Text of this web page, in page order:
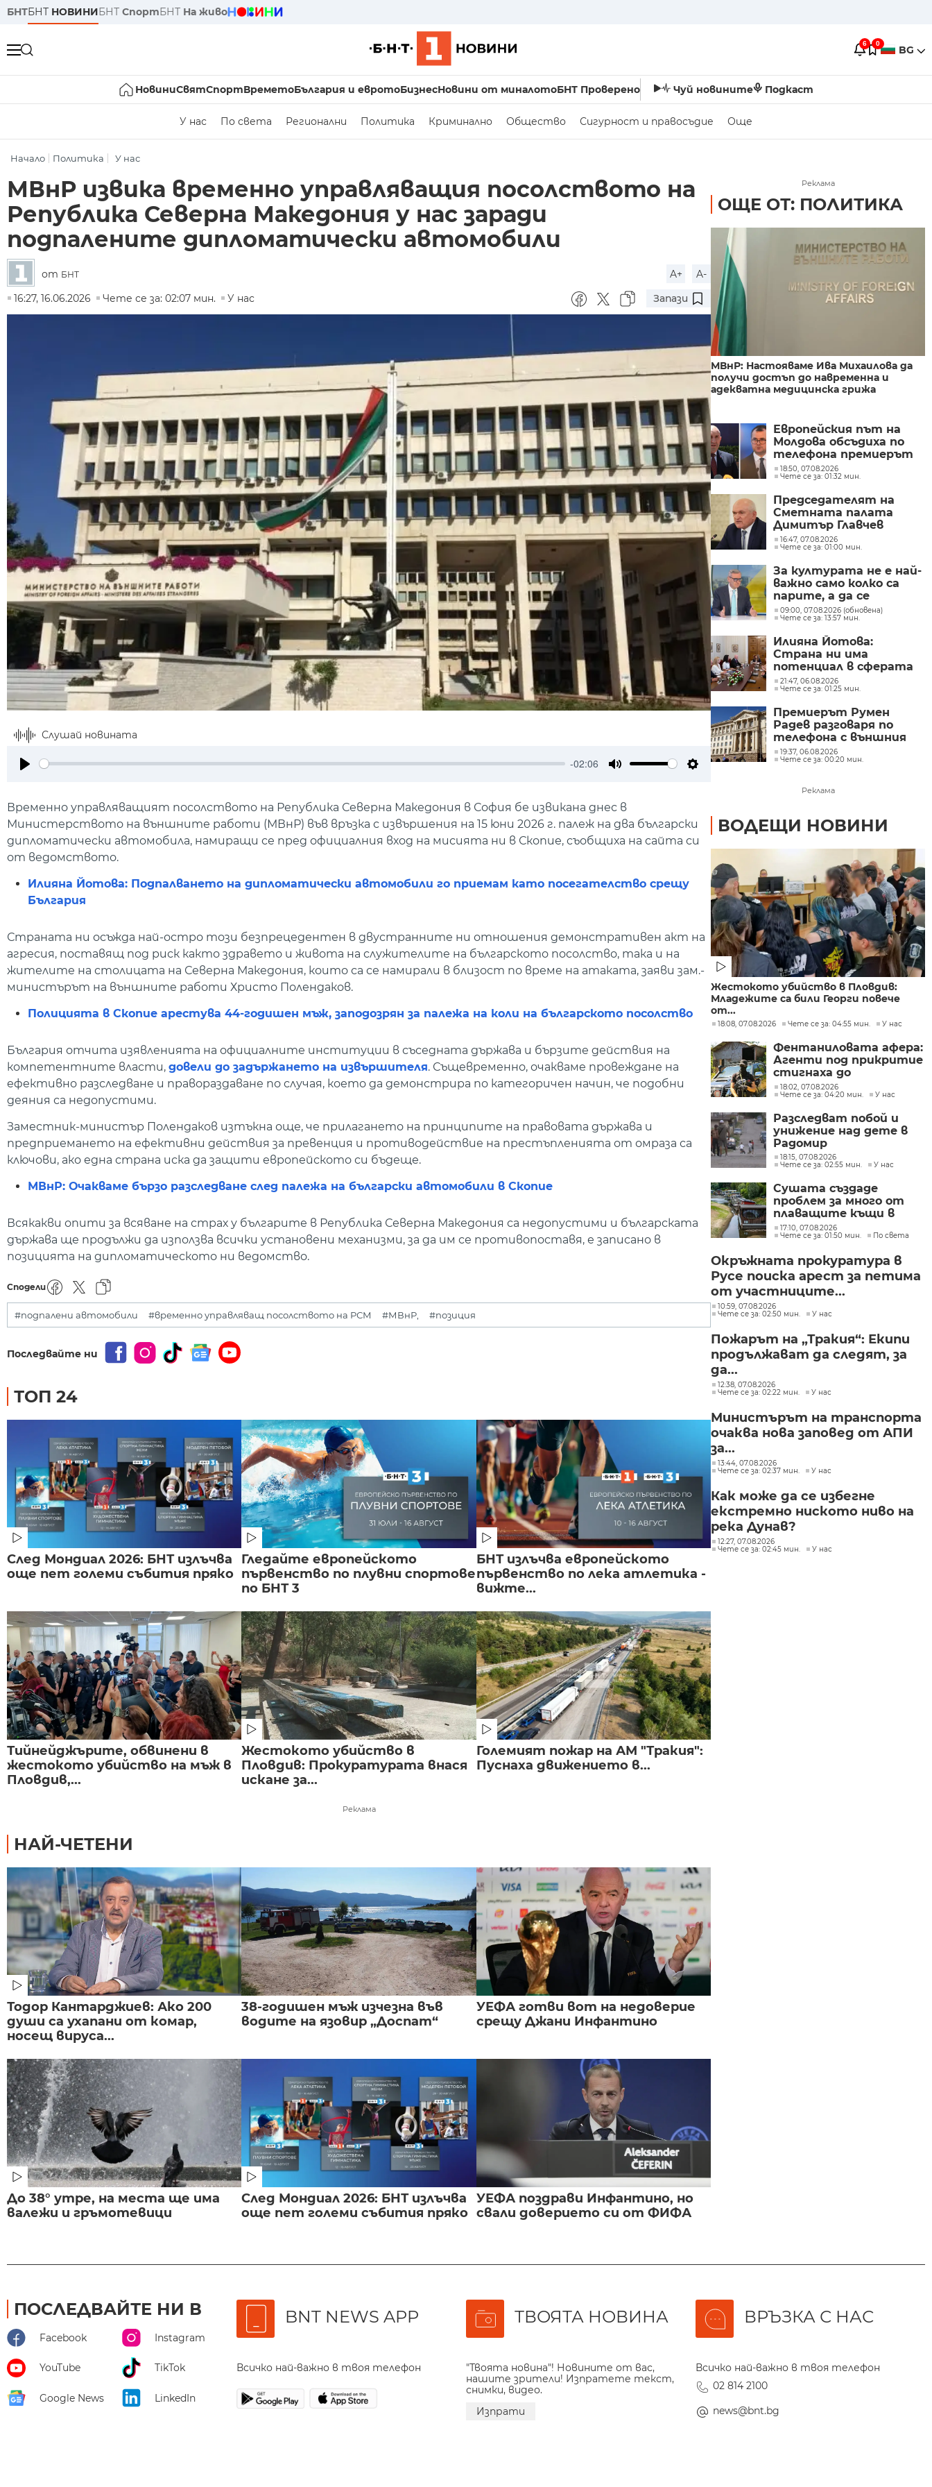
БНТБНТ НОВИНИБНТ СпортБНТ На живо
6 0 BG
НовиниСвятСпортВреметоБългария и евротоБизнесНовини от миналотоБНТ Проверено Чуй новините Подкаст
У нас По света Регионални Политика Криминално Общество Сигурност и правосъдие Още
Начало Политика У нас
МВнР извика временно управляващия посолството на
Република Северна Македония у нас заради
подпалените дипломатически автомобили
от БНТ A+
A-
16:27, 16.06.2026
Чете се за: 02:07 мин. У нас Запази
Слушай новината
-02:06
Временно управляващият посолството на Република Северна Македония в София бе извикана днес в
Министерството на външните работи (МВнР) във връзка с извършения на 15 юни 2026 г. палеж на два български
дипломатически автомобила, намиращи се пред официалния вход на мисията ни в Скопие, съобщиха на сайта си
от ведомството.
Илияна Йотова: Подпалването на дипломатически автомобили го приемам като посегателство срещу
България
Страната ни осъжда най-остро този безпрецедентен в двустранните ни отношения демонстративен акт на
агресия, поставящ под риск както здравето и живота на служителите на българското посолство, така и на
жителите на столицата на Северна Македония, които са се намирали в близост по време на атаката, заяви зам.-
министърът на външните работи Христо Полендаков.
Полицията в Скопие арестува 44-годишен мъж, заподозрян за палежа на коли на българското посолство
България отчита изявленията на официалните институции в съседната държава и бързите действия на
компетентните власти, довели до задържането на извършителя. Същевременно, очакваме провеждане на
ефективно разследване и правораздаване по случая, което да демонстрира по категоричен начин, че подобни
деяния са недопустими.
Заместник-министър Полендаков изтъкна още, че прилагането на принципите на правовата държава и
предприемането на ефективни действия за превенция и противодействие на престъпленията от омраза са
ключови, ако една страна иска да защити европейското си бъдеще.
МВнР: Очакваме бързо разследване след палежа на български автомобили в Скопие
Всякакви опити за всяване на страх у българите в Република Северна Македония са недопустими и българската
държава ще продължи да използва всички установени механизми, за да им се противопоставя, е записано в
позицията на дипломатическото ни ведомство.
Сподели
#подпалени автомобили #временно управляващ посолството на РСМ #МВнР, #позиция
Последвайте ни
ТОП 24
След Мондиал 2026: БНТ излъчва
още пет големи събития пряко
Гледайте европейското
първенство по плувни спортове
по БНТ 3
БНТ излъчва европейското
първенство по лека атлетика -
вижте...
Тийнейджърите, обвинени в
жестокото убийство на мъж в
Пловдив,...
Жестокото убийство в
Пловдив: Прокуратурата внася
искане за...
Големият пожар на АМ "Тракия":
Пуснаха движението в...
Реклама
НАЙ-ЧЕТЕНИ
Тодор Кантарджиев: Ако 200
души са ухапани от комар,
носещ вируса...
38-годишен мъж изчезна във
водите на язовир „Доспат“
УЕФА готви вот на недоверие
срещу Джани Инфантино
До 38° утре, на места ще има
валежи и гръмотевици
След Мондиал 2026: БНТ излъчва
още пет големи събития пряко
УЕФА поздрави Инфантино, но
свали доверието си от ФИФА
Реклама
ОЩЕ ОТ: ПОЛИТИКА
МВнР: Настояваме Ива Михаилова да
получи достъп до навременна и
адекватна медицинска грижа
Европейския път на
Молдова обсъдиха по
телефона премиерът
Радев и молдовският
му колега Тофан
18:50, 07.08.2026
Чете се за: 01:32 мин.
Председателят на
Сметната палата
Димитър Главчев
проверява служебния
премиер Димитър
16:47, 07.08.2026
Чете се за: 01:00 мин.
За културата не е най-
важно само колко са
парите, а да се
изплащат навреме,
заяви министър Евтим
Милошев
09:00, 07.08.2026 (обновена)
Чете се за: 13:57 мин.
Илияна Йотова:
Страна ни има
потенциал в сферата
на изкуствения
интелект и бизнесът
перспективи
21:47, 06.08.2026
Чете се за: 01:25 мин.
Премиерът Румен
Радев разговаря по
телефона с външния
министър на
Великобритания Ед
19:37, 06.08.2026
Чете се за: 00:20 мин.
Реклама
ВОДЕЩИ НОВИНИ
Жестокото убийство в Пловдив:
Младежите са били Георги повече
от...
18:08, 07.08.2026 Чете се за: 04:55 мин. У нас
Фентаниловата афера:
Агенти под прикритие
стигнаха до
лабораторията във
„Факултета“
18:02, 07.08.2026
Чете се за: 04:20 мин.
У нас
Разследват побой и
унижение над дете в
Радомир
18:15, 07.08.2026
Чете се за: 02:55 мин.
У нас
Сушата създаде
проблем за много от
плаващите къщи в
Нидерландия
17:10, 07.08.2026
Чете се за: 01:50 мин.
По света
Окръжната прокуратура в
Русе поиска арест за петима
от участниците...
10:59, 07.08.2026
Чете се за: 02:50 мин.
У нас
Пожарът на „Тракия“: Екипи
продължават да следят, за
да...
12:38, 07.08.2026
Чете се за: 02:22 мин.
У нас
Министърът на транспорта
очаква нова заповед от АПИ
за...
13:44, 07.08.2026
Чете се за: 02:37 мин.
У нас
Как може да се избегне
екстремно ниското ниво на
река Дунав?
12:27, 07.08.2026
Чете се за: 02:45 мин.
У нас
ПОСЛЕДВАЙТЕ НИ В
Facebook Instagram
YouTube TikTok
Google News LinkedIn
BNT NEWS APP
Всичко най-важно в твоя телефон
ТВОЯТА НОВИНА
"Твоята новина"! Новините от вас,
нашите зрители! Изпратете текст,
снимки, видео.
Изпрати
ВРЪЗКА С НАС
Всичко най-важно в твоя телефон
02 814 2100
news@bnt.bg